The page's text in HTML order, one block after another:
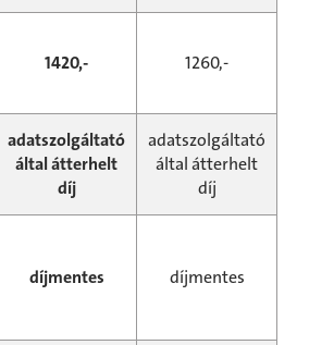
1420,- 1260,-
adatszolgáltató
által átterhelt
díj
adatszolgáltató
által átterhelt
díj
díjmentes díjmentes